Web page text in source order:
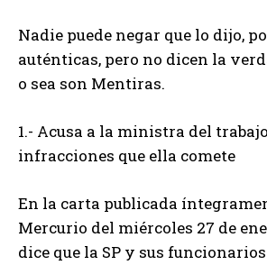
Nadie puede negar que lo dijo,
auténticas, pero no dicen la
o sea son Mentiras.
1.- Acusa a la ministra del
infracciones que ella comete
En la carta publicada
Mercurio del miércoles 27 de
dice que la SP y sus